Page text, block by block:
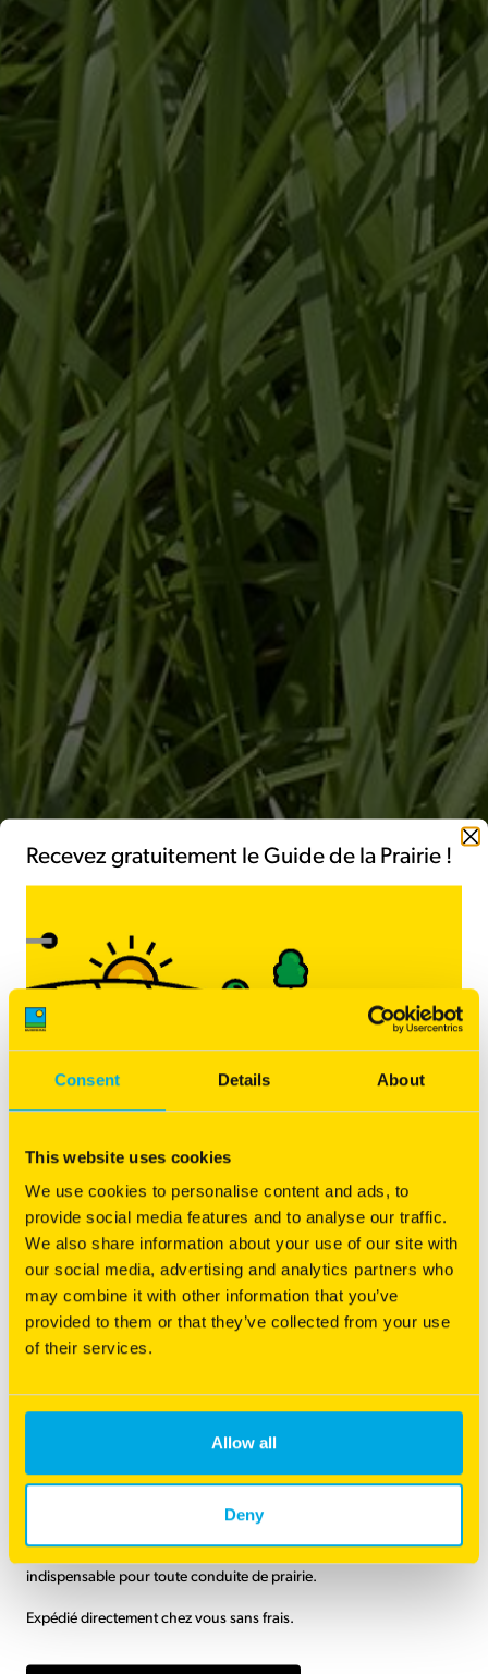
Consent Details About
This website uses cookies
We use cookies to personalise content and ads, to
provide social media features and to analyse our traffic.
We also share information about your use of our site with
our social media, advertising and analytics partners who
may combine it with other information that you’ve
provided to them or that they’ve collected from your use
of their services.
Allow all
Deny
Fétuque Elevée tardive
Production importante même en été
Bonne appétence et digestibilité
Vous êtes intéressé par ce produit ?
Contactez notreservice commercial
CONTACTEZ-NOUS
Une variété adapatée à
Type d'utilisation Fauche, Pâture
Espèces
Fermer
Recevez gratuitement le Guide de la Prairie !
Du choix des espèces à la récolte, c'est un support technique
indispensable pour toute conduite de prairie.
Expédié directement chez vous sans frais.